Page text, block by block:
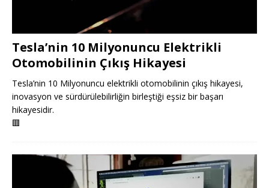
Tesla’nin 10 Milyonuncu Elektrikli
Otomobilinin Çıkış Hikayesi
Tesla’nin 10 Milyonuncu elektrikli otomobilinin çıkış hikayesi,
inovasyon ve sürdürülebilirliğin birleştiği eşsiz bir başarı
hikayesidir.
🟥